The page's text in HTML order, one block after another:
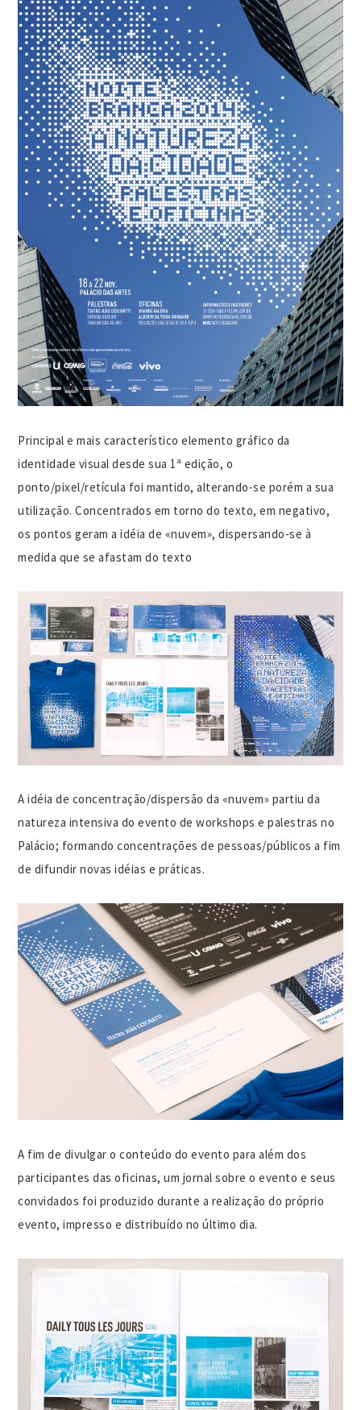
Principal e mais característico elemento gráfico da
identidade visual desde sua 1ª edição, o
ponto/pixel/retícula foi mantido, alterando-se porém a sua
utilização. Concentrados em torno do texto, em negativo,
os pontos geram a idéia de «nuvem», dispersando-se à
medida que se afastam do texto
A idéia de concentração/dispersão da «nuvem» partiu da
natureza intensiva do evento de workshops e palestras no
Palácio; formando concentrações de pessoas/públicos a fim
de difundir novas idéias e práticas.
A fim de divulgar o conteúdo do evento para além dos
participantes das oficinas, um jornal sobre o evento e seus
convidados foi produzido durante a realização do próprio
evento, impresso e distribuído no último dia.